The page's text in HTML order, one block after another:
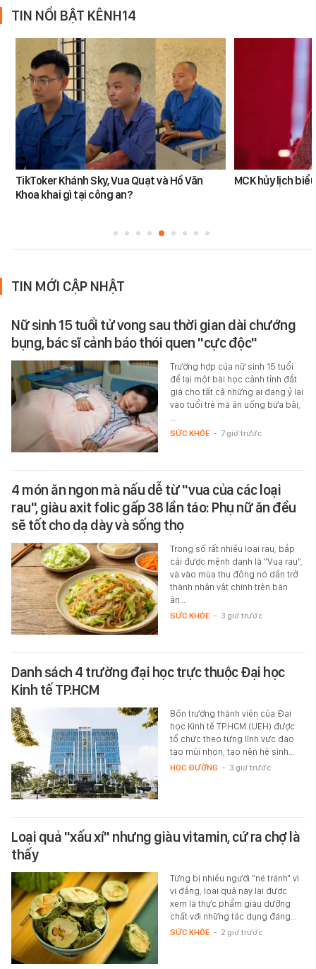
TIN NỔI BẬT KÊNH14
TikToker Khánh Sky, Vua Quạt và Hồ Văn
Khoa khai gì tại công an?
MCK hủy lịch
TIN MỚI CẬP NHẬT
Nữ sinh 15 tuổi tử vong sau thời gian dài chướng
bụng, bác sĩ cảnh báo thói quen "cực độc"
Trường hợp của nữ sinh 15 tuổi
để lại một bài học cảnh tỉnh đắt
giá cho tất cả những ai đang ỷ lại
vào tuổi trẻ mà ăn uống bừa bãi,
…
SỨC KHỎE - 7 giờ trước
4 món ăn ngon mà nấu dễ từ "vua của các loại
rau", giàu axit folic gấp 38 lần táo: Phụ nữ ăn đều
sẽ tốt cho dạ dày và sống thọ
Trong số rất nhiều loại rau, bắp
cải được mệnh danh là "Vua rau",
và vào mùa thu đông nó dần trở
thành nhân vật chính trên bàn
ăn…
SỨC KHỎE - 3 giờ trước
Danh sách 4 trường đại học trực thuộc Đại học
Kinh tế TP.HCM
Bốn trường thành viên của Đại
học Kinh tế TP.HCM (UEH) được
tổ chức theo từng lĩnh vực đào
tạo mũi nhọn, tạo nên hệ sinh…
HỌC ĐƯỜNG - 3 giờ trước
Loại quả "xấu xí" nhưng giàu vitamin, cứ ra chợ là
thấy
Từng bị nhiều người "né tránh" vì
vị đắng, loại quả này lại được
xem là thực phẩm giàu dưỡng
chất với những tác dụng đáng…
SỨC KHỎE - 2 giờ trước